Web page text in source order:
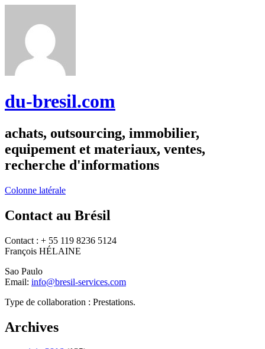
du-bresil.com
achats, outsourcing, immobilier,
equipement et materiaux, ventes,
recherche d'informations
Colonne latérale
Contact au Brésil
Contact : + 55 119 8236 5124
François HÉLAINE
Sao Paulo
Email: info@bresil-services.com
Type de collaboration : Prestations.
Archives